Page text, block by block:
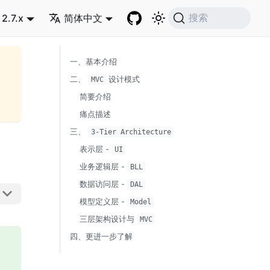
2.7.x 简体中文 搜索
一、基本介绍
二、
MVC
设计模式
简要介绍
痛点描述
三、
3-Tier Architecture
表示层 - UI
业务逻辑层 - BLL
数据访问层 - DAL
模型定义层 - Model
三层架构设计与 MVC
四、更进一步了解